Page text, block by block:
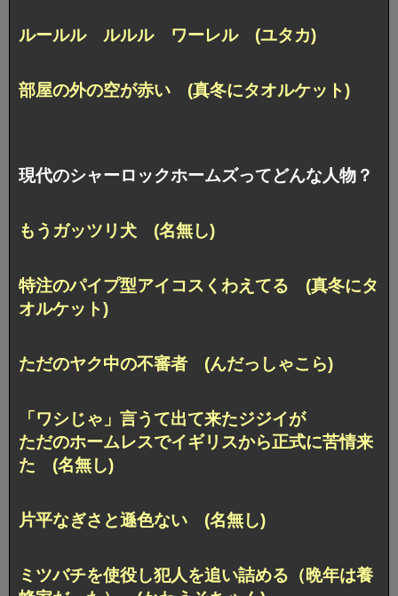
ルールル ルルル ワーレル (ユタカ)
部屋の外の空が赤い (真冬にタオルケット)
現代のシャーロックホームズってどんな人物？
もうガッツリ犬 (名無し)
特注のパイプ型アイコスくわえてる (真冬にタ
オルケット)
ただのヤク中の不審者 (んだっしゃこら)
「ワシじゃ」言うて出て来たジジイが
ただのホームレスでイギリスから正式に苦情来
た (名無し)
片平なぎさと遜色ない (名無し)
ミツバチを使役し犯人を追い詰める（晩年は養